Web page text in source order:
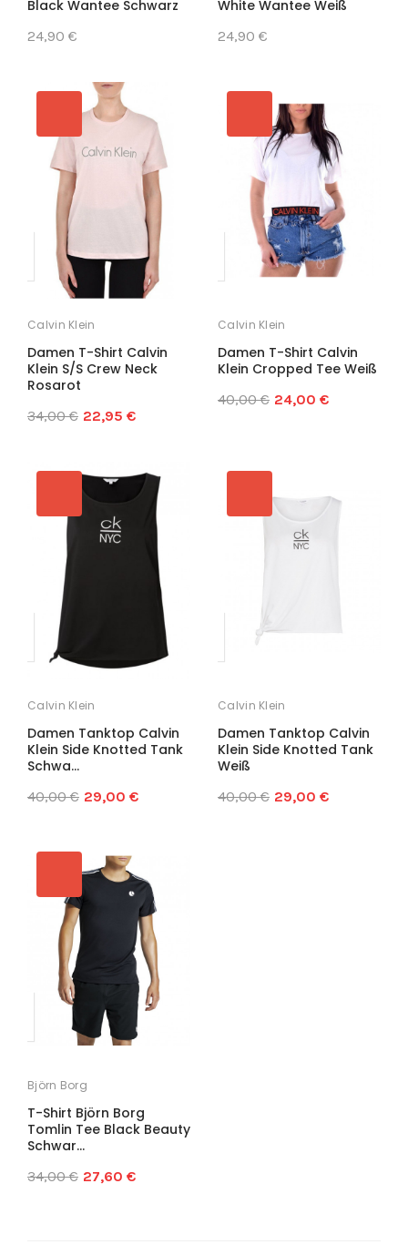
Black Wantee Schwarz
24,90 €
White Wantee Weiß
24,90 €
Calvin Klein
Damen T-Shirt Calvin
Klein S/S Crew Neck
Rosarot
34,00 € 22,95 €
Calvin Klein
Damen T-Shirt Calvin
Klein Cropped Tee Weiß
40,00 € 24,00 €
Calvin Klein
Damen Tanktop Calvin
Klein Side Knotted Tank
Schwa...
40,00 € 29,00 €
Calvin Klein
Damen Tanktop Calvin
Klein Side Knotted Tank
Weiß
40,00 € 29,00 €
Björn Borg
T-Shirt Björn Borg
Tomlin Tee Black Beauty
Schwar...
34,00 € 27,60 €